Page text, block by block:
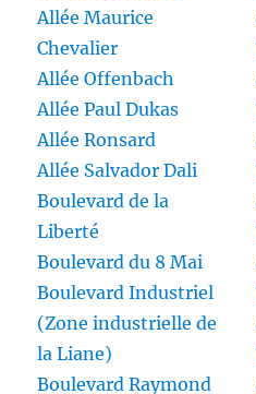
Allée Maurice
Chevalier
Allée Offenbach
Allée Paul Dukas
Allée Ronsard
Allée Salvador Dali
Boulevard de la
Liberté
Boulevard du 8 Mai
Boulevard Industriel
(Zone industrielle de
la Liane)
Boulevard Raymond